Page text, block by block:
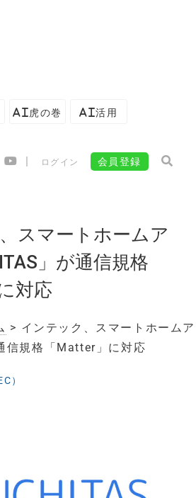
AI虎の巻 AI活用
ログイン 会員登録
スマートホームア
」が通信規格
対応
> インテック、スマートホームア
信規格「Matter」に対応
）